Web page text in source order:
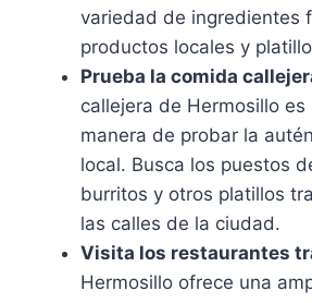
variedad de ingredientes
productos locales y
Prueba la comida
callejera de Hermosillo es
manera de probar la
local. Busca los puestos
burritos y otros platillos
las calles de la ciudad.
Visita los restaurantes
Hermosillo ofrece una